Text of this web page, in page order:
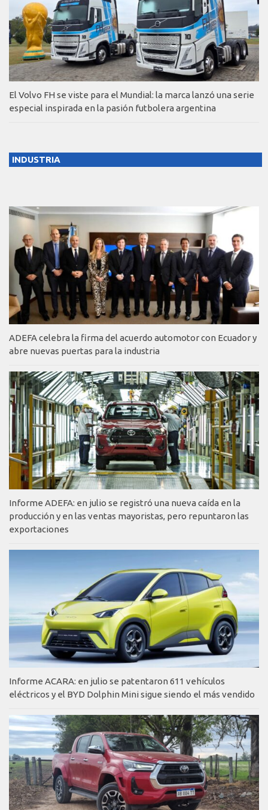
El Volvo FH se viste para el Mundial: la marca lanzó una serie
especial inspirada en la pasión futbolera argentina
INDUSTRIA
ADEFA celebra la firma del acuerdo automotor con Ecuador y
abre nuevas puertas para la industria
Informe ADEFA: en julio se registró una nueva caída en la
producción y en las ventas mayoristas, pero repuntaron las
exportaciones
Informe ACARA: en julio se patentaron 611 vehículos
eléctricos y el BYD Dolphin Mini sigue siendo el más vendido